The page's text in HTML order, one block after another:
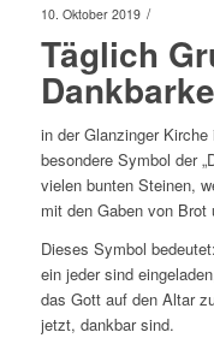
10. Oktober 2019 /
Täglich
in der Glanzinger
besondere Symbol der
vielen bunten Steinen,
mit den Gaben von
Dieses Symbol
ein jeder sind
das Gott auf den Altar
jetzt, dankbar sind.